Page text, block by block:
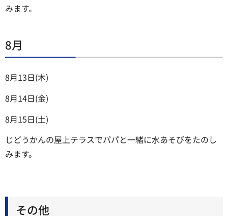
みます。
8月
8月13日(木)
8月14日(金)
8月15日(土)
じどうかんの屋上テラスでパパと一緒に水あそびをたのし
みます。
その他